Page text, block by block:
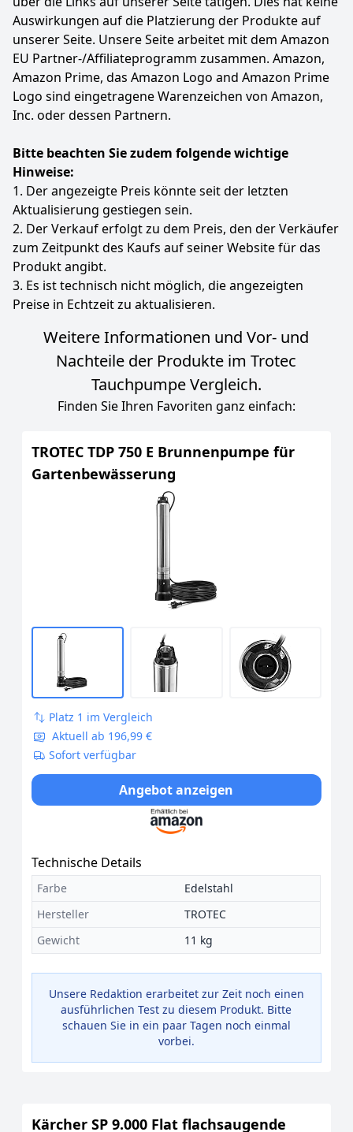
Hersteller Gewicht
Silber, Blau Güde 5,6 kg
4709 €
Statt: 49,97 €-6%
Zum Angebot
Auswirkungen auf die Platzierung der Produkte auf
unserer Seite. Unsere Seite arbeitet mit dem Amazon
EU Partner-/Affiliateprogramm zusammen. Amazon,
Amazon Prime, das Amazon Logo and Amazon Prime
Logo sind eingetragene Warenzeichen von Amazon,
Inc. oder dessen Partnern.
Bitte beachten Sie zudem folgende wichtige
Hinweise:
1. Der angezeigte Preis könnte seit der letzten
Aktualisierung gestiegen sein.
2. Der Verkauf erfolgt zu dem Preis, den der Verkäufer
zum Zeitpunkt des Kaufs auf seiner Website für das
Produkt angibt.
3. Es ist technisch nicht möglich, die angezeigten
Preise in Echtzeit zu aktualisieren.
Weitere Informationen und Vor- und
Nachteile der Produkte im Trotec
Tauchpumpe Vergleich.
Finden Sie Ihren Favoriten ganz einfach:
TROTEC TDP 750 E Brunnenpumpe für
Gartenbewässerung
Platz 1 im Vergleich
Aktuell ab 196,99 €
Sofort verfügbar
Angebot anzeigen
Technische Details
Farbe
Edelstahl
Hersteller
TROTEC
Gewicht
11 kg
Unsere Redaktion erarbeitet zur Zeit noch einen
ausführlichen Test zu diesem Produkt. Bitte
schauen Sie in ein paar Tagen noch einmal
vorbei.
Kärcher SP 9.000 Flat flachsaugende